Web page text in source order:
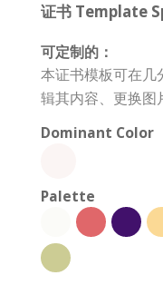
证书 Template
可定制的：
本证书模板可在几
辑其内容、更换图
Dominant Color
Palette